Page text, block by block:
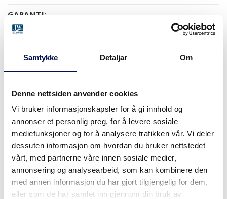
Samtykke Detaljar Om
Denne nettsiden anvender cookies
Vi bruker informasjonskapsler for å gi innhold og
annonser et personlig preg, for å levere sosiale
mediefunksjoner og for å analysere trafikken vår. Vi deler
dessuten informasjon om hvordan du bruker nettstedet
vårt, med partnerne våre innen sosiale medier,
annonsering og analysearbeid, som kan kombinere den
med annen informasjon du har gjort tilgjengelig for dem,
eller som de har samlet inn gjennom din bruk av
GARANTI:
5 ÅRS PRODUKTGARANTI
OVERFLATER (3)
STØRRELSER
HVOR KAN MAN KJØPE